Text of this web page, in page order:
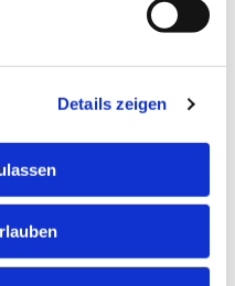
Details zeigen